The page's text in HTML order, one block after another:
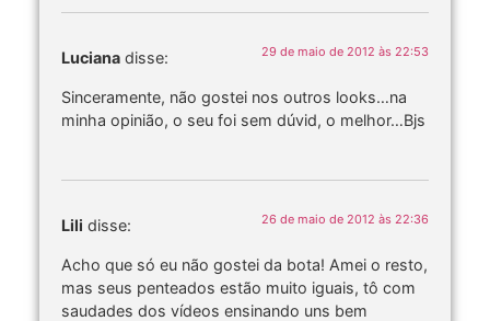
Luciana disse: 29 de maio de 2012 às 22:53
Sinceramente, não gostei nos outros looks…na
minha opinião, o seu foi sem dúvid, o melhor…Bjs
Lili disse: 26 de maio de 2012 às 22:36
Acho que só eu não gostei da bota! Amei o resto,
mas seus penteados estão muito iguais, tô com
saudades dos vídeos ensinando uns bem